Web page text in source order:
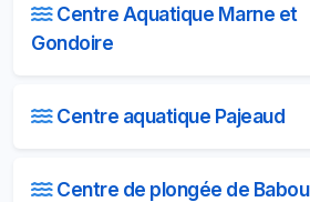
Centre Aquatique Marne et
Gondoire
Centre aquatique Pajeaud
Centre de plongée de Babou